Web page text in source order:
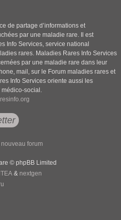
de partage d’informations et
par une maladie rare. Il est
Info Services, service national
rares. Maladies Rares Info Services
par une maladie rare dans leur
mail, sur le Forum maladies rares et
Info Services oriente aussi les
médico-social.
forum
© phpBB Limited
& nextgen